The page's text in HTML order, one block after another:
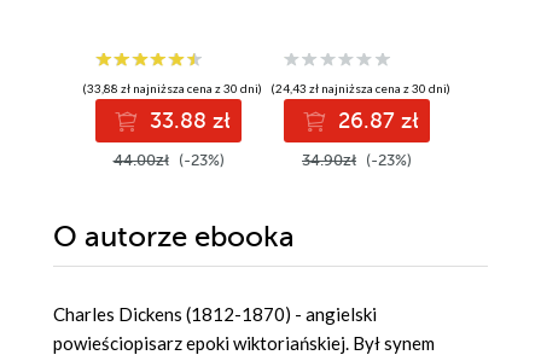
(33,88 zł najniższa cena z 30 dni)
33.88 zł
44.00zł (-23%)
(24,43 zł najniższa cena z 30 dni)
26.87 zł
34.90zł (-23%)
O autorze ebooka
Charles Dickens (1812-1870) - angielski
powieściopisarz epoki wiktoriańskiej. Był synem